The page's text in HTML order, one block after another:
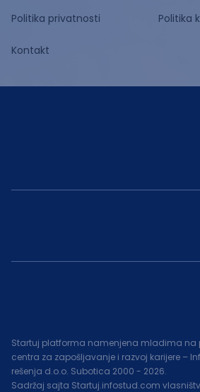
Politika privatnosti Politika
Kontakt
Startuj platforma namenjena mladima na
centra za zapošljavanje i razvoj karijere –
rešenja d.o.o. Subotica 2000 - 2026.
Sadržaj sajta Startuj.infostud.com